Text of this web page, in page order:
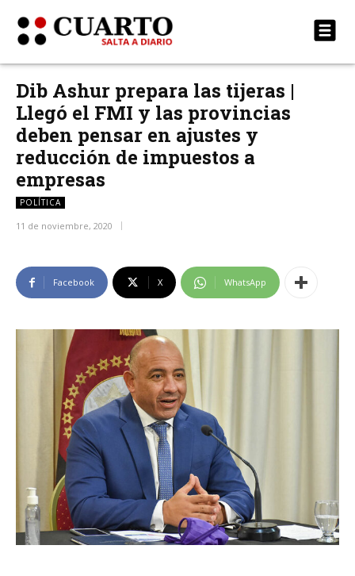
Dib Ashur prepara las tijeras |
Llegó el FMI y las provincias
deben pensar en ajustes y
reducción de impuestos a
empresas
POLÍTICA
11 de noviembre, 2020
Facebook X WhatsApp